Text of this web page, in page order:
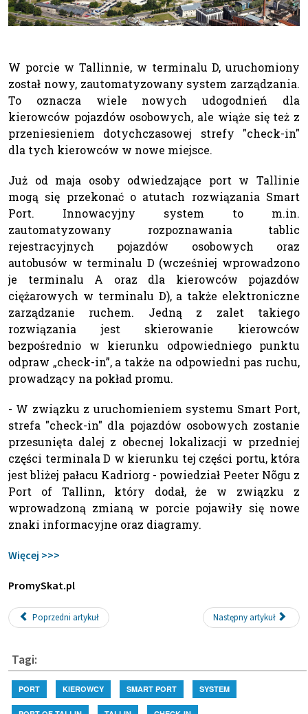
W porcie w Tallinnie, w terminalu D, uruchomiony
został nowy, zautomatyzowany system zarządzania.
To oznacza wiele nowych udogodnień dla
kierowców pojazdów osobowych, ale wiąże się też z
przeniesieniem dotychczasowej strefy "check-in"
dla tych kierowców w nowe miejsce.
Już od maja osoby odwiedzające port w Tallinie
mogą się przekonać o atutach rozwiązania Smart
Port. Innowacyjny system to m.in.
zautomatyzowany rozpoznawania tablic
rejestracyjnych pojazdów osobowych oraz
autobusów w terminalu D (wcześniej wprowadzono
je terminalu A oraz dla kierowców pojazdów
ciężarowych w terminalu D), a także elektroniczne
zarządzanie ruchem. Jedną z zalet takiego
rozwiązania jest skierowanie kierowców
bezpośrednio w kierunku odpowiedniego punktu
odpraw „check-in”, a także na odpowiedni pas ruchu,
prowadzący na pokład promu.
- W związku z uruchomieniem systemu Smart Port,
strefa "check-in" dla pojazdów osobowych zostanie
przesunięta dalej z obecnej lokalizacji w przedniej
części terminala D w kierunku tej części portu, która
jest bliżej pałacu Kadriorg - powiedział Peeter Nõgu z
Port of Tallinn, który dodał, że w związku z
wprowadzoną zmianą w porcie pojawiły się nowe
znaki informacyjne oraz diagramy.
Więcej >>>
PromySkat.pl
Poprzedni artykuł Następny artykuł
Tagi:
PORT KIEROWCY SMART PORT SYSTEM